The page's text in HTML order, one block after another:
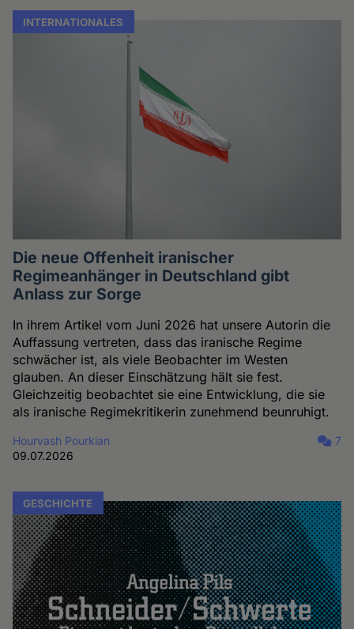
INTERNATIONALES
Die neue Offenheit iranischer
Regimeanhänger in Deutschland gibt
Anlass zur Sorge
In ihrem Artikel vom Juni 2026 hat unsere Autorin die
Auffassung vertreten, dass das iranische Regime
schwächer ist, als viele Beobachter im Westen
glauben. An dieser Einschätzung hält sie fest.
Gleichzeitig beobachtet sie eine Entwicklung, die sie
als iranische Regimekritikerin zunehmend beunruhigt.
Hourvash Pourkian
09.07.2026
7
GESCHICHTE